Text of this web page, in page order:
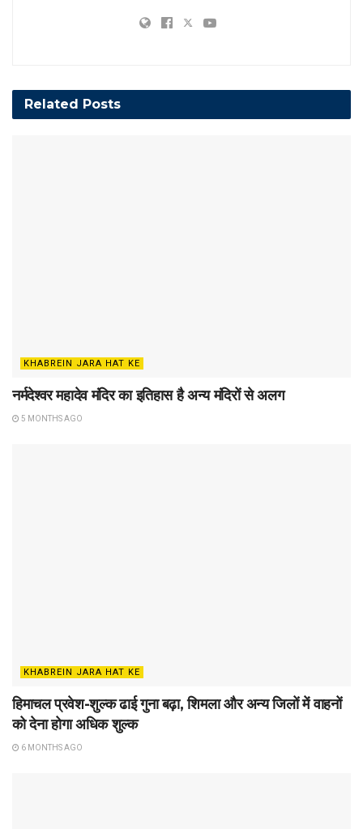
Related Posts
KHABREIN JARA HAT KE
नर्मदेश्वर महादेव मंदिर का इतिहास है अन्य मंदिरों से अलग
5 MONTHS AGO
KHABREIN JARA HAT KE
हिमाचल प्रवेश-शुल्क ढाई गुना बढ़ा, शिमला और अन्य जिलों में वाहनों
को देना होगा अधिक शुल्क
6 MONTHS AGO